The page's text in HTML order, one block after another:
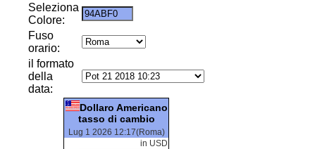
Seleziona
Colore:
Fuso
orario:
il formato
della
data:
Dollaro Americano
tasso di cambio
Lug 1 2026 12:17(Roma)
in USD